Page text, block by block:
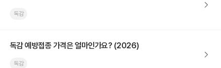
독감
독감 예방접종 가격은 얼마인가요? (2026)
독감